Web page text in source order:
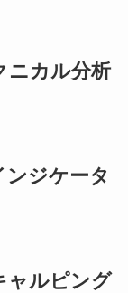
ニカル分析
ンジケータ
ャルピング